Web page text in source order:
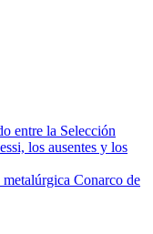
entre la Selección
los ausentes y los
Conarco de